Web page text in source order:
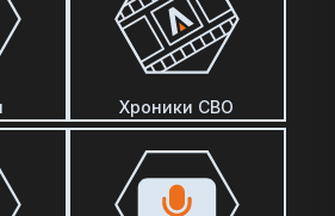
Хроники СВО